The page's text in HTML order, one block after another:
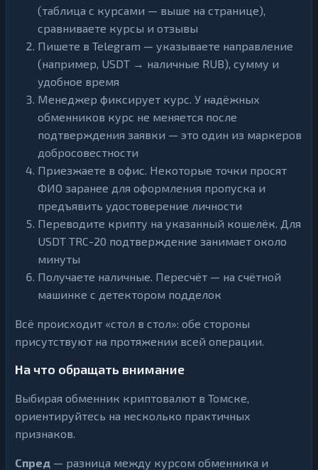
(таблица с курсами — выше на странице),
сравниваете курсы и отзывы
Пишете в Telegram — указываете направление
(например, USDT → наличные RUB), сумму и
удобное время
Менеджер фиксирует курс. У надёжных
обменников курс не меняется после
подтверждения заявки — это один из маркеров
добросовестности
Приезжаете в офис. Некоторые точки просят
ФИО заранее для оформления пропуска и
предъявить удостоверение личности
Переводите крипту на указанный кошелёк. Для
USDT TRC-20 подтверждение занимает около
минуты
Получаете наличные. Пересчёт — на счётной
машинке с детектором подделок
Всё происходит «стол в стол»: обе стороны
присутствуют на протяжении всей операции.
На что обращать внимание
Выбирая обменник криптовалют в Томске,
ориентируйтесь на несколько практичных
признаков.
Спред — разница между курсом обменника и